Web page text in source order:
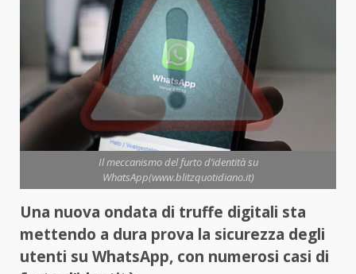
Il meccanismo del furto d’identità su
WhatsApp(www.blitzquotidiano.it)
Una nuova ondata di truffe digitali sta
mettendo a dura prova la sicurezza degli
utenti su WhatsApp, con numerosi casi di